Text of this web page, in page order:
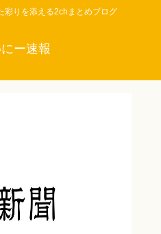
彩りを添える2chまとめブログ
ー速報